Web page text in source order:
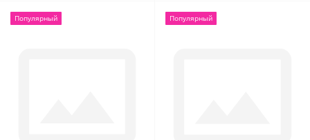
Популярный Популярный